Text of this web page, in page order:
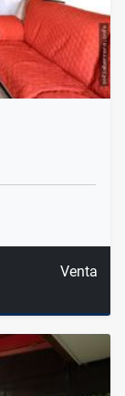
Venta